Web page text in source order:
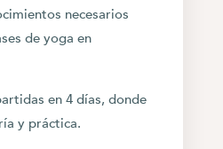
necesarios
de yoga en
en 4 días, donde
y práctica.